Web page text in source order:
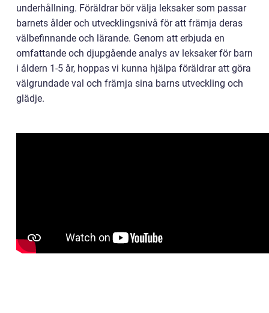
underhållning. Föräldrar bör välja leksaker som passar
barnets ålder och utvecklingsnivå för att främja deras
välbefinnande och lärande. Genom att erbjuda en
omfattande och djupgående analys av leksaker för barn
i åldern 1-5 år, hoppas vi kunna hjälpa föräldrar att göra
välgrundade val och främja sina barns utveckling och
glädje.